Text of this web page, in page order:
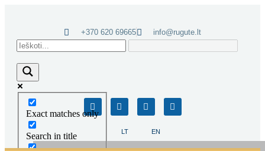
LT EN
+370 620 69665 info@rugute.lt
Exact matches only
Search in title